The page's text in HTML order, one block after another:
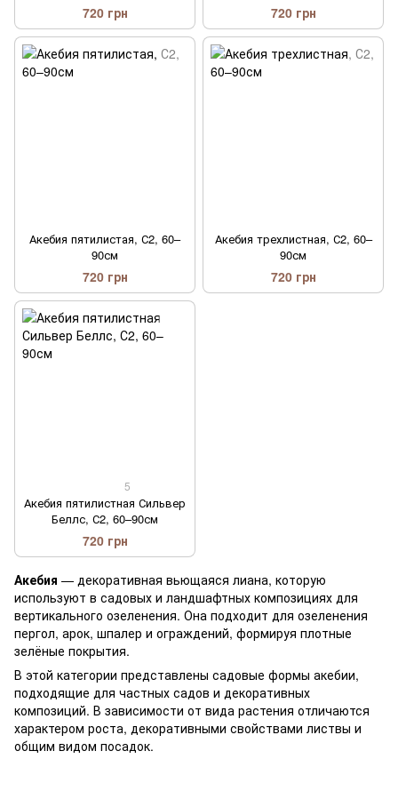
720 грн 720 грн
Акебия пятилистая, С2, 60–
90см
720 грн
Акебия трехлистная, С2, 60–
90см
720 грн
5
Акебия пятилистная Сильвер
Беллс, С2, 60–90см
720 грн
Акебия — декоративная вьющаяся лиана, которую
используют в садовых и ландшафтных композициях для
вертикального озеленения. Она подходит для озеленения
пергол, арок, шпалер и ограждений, формируя плотные
зелёные покрытия.
В этой категории представлены садовые формы акебии,
подходящие для частных садов и декоративных
композиций. В зависимости от вида растения отличаются
характером роста, декоративными свойствами листвы и
общим видом посадок.